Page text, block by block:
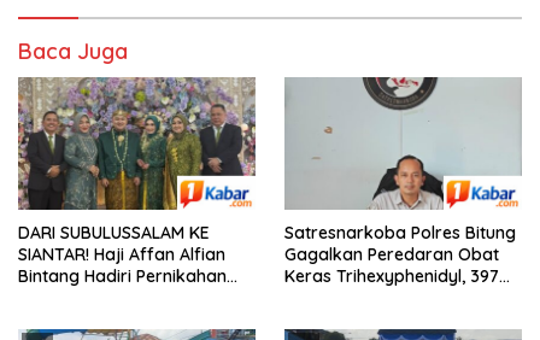
Baca Juga
DARI SUBULUSSALAM KE
SIANTAR! Haji Affan Alfian
Bintang Hadiri Pernikahan
Satresnarkoba Polres Bitung
Gagalkan Peredaran Obat
Keras Trihexyphenidyl, 397